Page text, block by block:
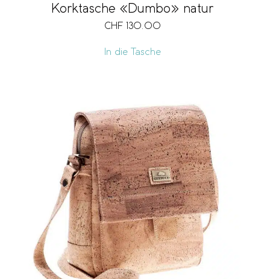
Korktasche «Dumbo» natur
CHF 130.00
In die Tasche